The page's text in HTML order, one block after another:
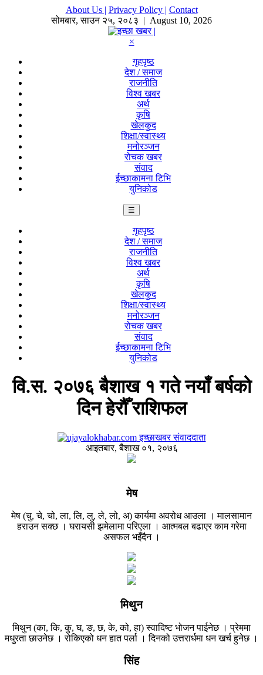
About Us | Privacy Policy | Contact
सोमबार,साउन २५, २०८३ | August 10, 2026
×
गृहपृष्ठ
देश / समाज
राजनीति
विश्व खबर
अर्थ
कृषि
खेलकुद
शिक्षा/स्वास्थ्य
मनोरञ्जन
रोचक खबर
संवाद
ईच्छाकामना टिभि
युनिकोड
☰
गृहपृष्ठ
देश / समाज
राजनीति
विश्व खबर
अर्थ
कृषि
खेलकुद
शिक्षा/स्वास्थ्य
मनोरञ्जन
रोचक खबर
संवाद
ईच्छाकामना टिभि
युनिकोड
वि.स. २०७६ बैशाख १ गते नयाँ बर्षको
दिन हेरौँ राशिफल
इच्छाखबर संवाददाता
आइतबार, बैशाख ०१, २०७६
मेष
मेष (चु, चे, चो, ला, लि, लु, ले, लो, अ) कार्यमा अवरोध आउला । मालसामान
हराउन सक्छ । घरायसी झमेलामा परिएला । आत्मबल बढाएर काम गरेमा
असफल भइँदैन ।
मिथुन
मिथुन (का, कि, कु, घ, ङ, छ, के, को, हा) स्वादिष्ट भोजन पाईनेछ । प्रेममा
मधुरता छाउनेछ । रोकिएको धन हात पर्ला । दिनको उत्तरार्धमा धन खर्च हुनेछ ।
सिंह